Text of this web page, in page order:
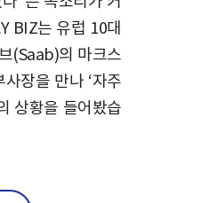
BIZ는 유럽 10대
(Saab)의 마크스
장을 만나 ‘자주
상황을 들어봤습